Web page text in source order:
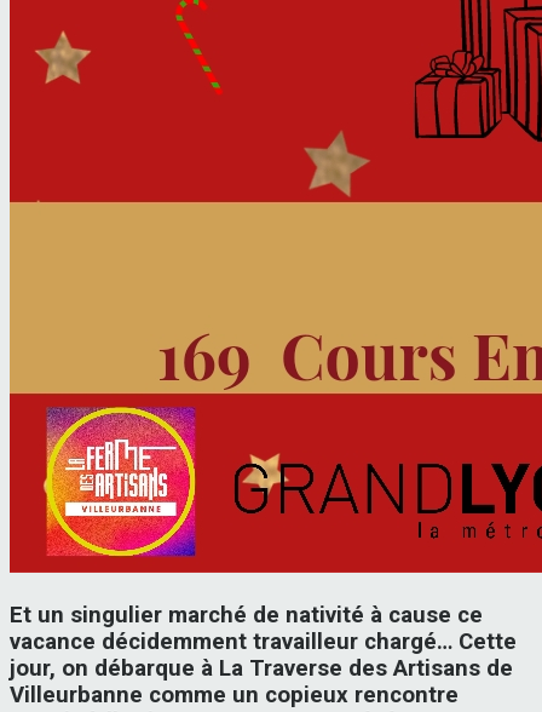
Et un singulier marché de nativité à cause ce
vacance décidemment travailleur chargé… Cette
jour, on débarque à La Traverse des Artisans de
Villeurbanne comme un copieux rencontre